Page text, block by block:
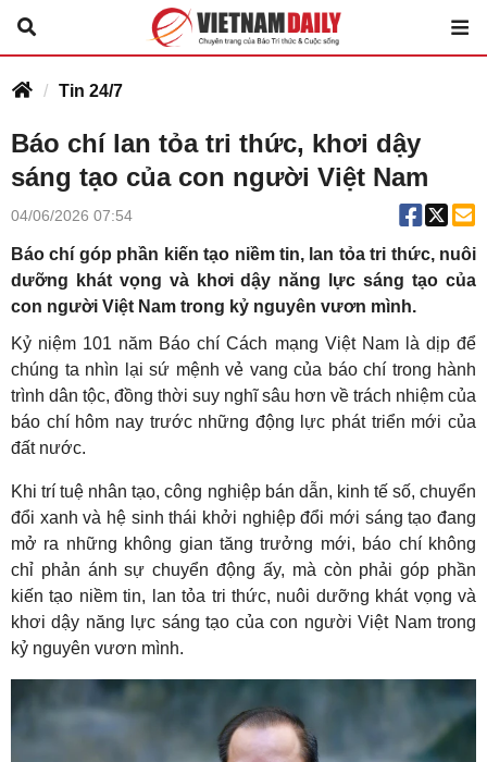
Tin 24/7
Báo chí lan tỏa tri thức, khơi dậy
sáng tạo của con người Việt Nam
04/06/2026 07:54
Báo chí góp phần kiến tạo niềm tin, lan tỏa tri thức, nuôi
dưỡng khát vọng và khơi dậy năng lực sáng tạo của
con người Việt Nam trong kỷ nguyên vươn mình.
Kỷ niệm 101 năm Báo chí Cách mạng Việt Nam là dịp để
chúng ta nhìn lại sứ mệnh vẻ vang của báo chí trong hành
trình dân tộc, đồng thời suy nghĩ sâu hơn về trách nhiệm của
báo chí hôm nay trước những động lực phát triển mới của
đất nước.
Khi trí tuệ nhân tạo, công nghiệp bán dẫn, kinh tế số, chuyển
đổi xanh và hệ sinh thái khởi nghiệp đổi mới sáng tạo đang
mở ra những không gian tăng trưởng mới, báo chí không
chỉ phản ánh sự chuyển động ấy, mà còn phải góp phần
kiến tạo niềm tin, lan tỏa tri thức, nuôi dưỡng khát vọng và
khơi dậy năng lực sáng tạo của con người Việt Nam trong
kỷ nguyên vươn mình.